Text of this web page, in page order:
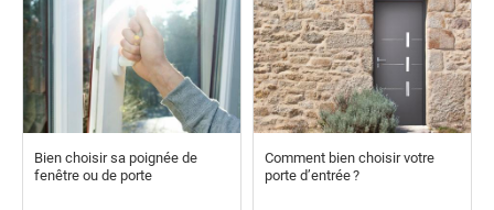
Bien choisir sa poignée de
fenêtre ou de porte
Comment bien choisir votre
porte d’entrée ?